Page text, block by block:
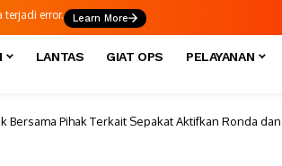
terjadi error. Learn More
LANTAS GIAT OPS PELAYANAN
Bersama Pihak Terkait Sepakat Aktifkan Ronda